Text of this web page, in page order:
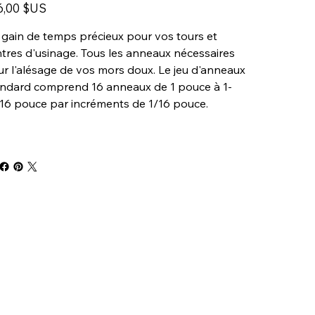
$US
de temps précieux pour vos tours et
d'usinage. Tous les anneaux nécessaires
l'alésage de vos mors doux. Le jeu d'anneaux
comprend 16 anneaux de 1 pouce à 1-
pouce par incréments de 1/16 pouce.